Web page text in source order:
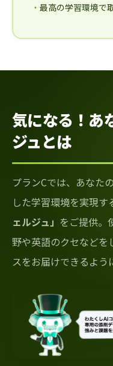
最高の学習環境で
気になる！あ
ジュとは
プランCでは、あなた
した学習環境を実現
ェルジュ」 をご提供。
野や英語のクセなどを
スをお届けできるよう